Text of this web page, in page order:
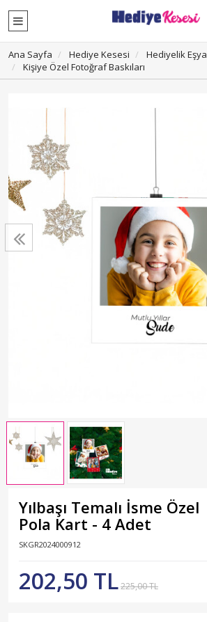
Ana Sayfa Hediye Kesesi Hediyelik Eşya
Kişiye Özel Fotoğraf Baskıları
Yılbaşı Temalı İsme Özel
Pola Kart - 4 Adet
SKGR2024000912
202,50 TL225,00 TL